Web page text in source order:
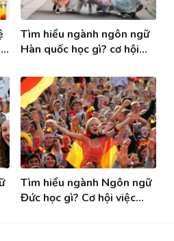
Tìm hiểu ngành ngôn ngữ
Hàn quốc học gì? cơ hội
ngành Tiếng Hàn
Tìm hiểu ngành Ngôn ngữ
Đức học gì? Cơ hội việc